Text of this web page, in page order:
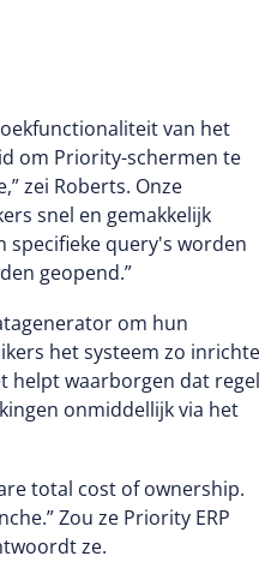
van het
om Priority-schermen te
zei Roberts. Onze
snel en gemakkelijk
specifieke query's worden
geopend.”
om hun
het systeem zo
helpt waarborgen dat
onmiddellijk via het
total cost of ownership.
Zou ze Priority ERP
ze.